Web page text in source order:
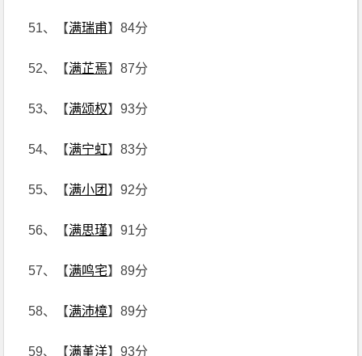
51、【满瑞甫】84分
52、【满芷焉】87分
53、【满颂权】93分
54、【满宁虹】83分
55、【满小团 】92分
56、【满思瑾】91分
57、【满鸣宅】89分
58、【满沛樟】89分
59、【满堇洋】93分